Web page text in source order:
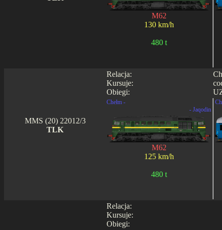
M62
130 km/h
480 t
Relacja:
Kursuje:
Obiegi:
MMS (20) 22012/3
TLK
Chełm -
- Jaqodin
M62
125 km/h
480 t
Relacja:
Kursuje:
Obiegi: